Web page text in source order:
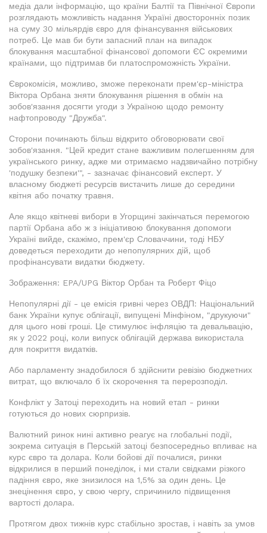
медіа дали інформацію, що країни Балтії та Північної Європи
розглядають можливість надання Україні двосторонніх позик
на суму 30 мільярдів євро для фінансування військових
потреб. Це мав би бути запасний план на випадок
блокування масштабної фінансової допомоги ЄС окремими
країнами, що підтримав би платоспроможність України.
Єврокомісія, можливо, зможе переконати прем'єр-міністра
Віктора Орбана зняти блокування рішення в обмін на
зобов'язання досягти угоди з Україною щодо ремонту
нафтопроводу "Дружба".
Сторони починають більш відкрито обговорювати свої
зобов'язання. "Цей кредит стане важливим полегшенням для
українського ринку, адже ми отримаємо надзвичайно потрібну
'подушку безпеки'", - зазначає фінансовий експерт. У
власному бюджеті ресурсів вистачить лише до середини
квітня або початку травня.
Але якщо квітневі вибори в Угорщині закінчаться перемогою
партії Орбана або ж з ініціативою блокування допомоги
Україні вийде, скажімо, прем'єр Словаччини, тоді НБУ
доведеться переходити до непопулярних дій, щоб
профінансувати видатки бюджету.
Зображення: EPA/UPG Віктор Орбан та Роберт Фіцо
Непопулярні дії - це емісія гривні через ОВДП: Національний
банк України купує облігації, випущені Мінфіном, "друкуючи"
для цього нові гроші. Це стимулює інфляцію та девальвацію,
як у 2022 році, коли випуск облігацій держава використала
для покриття видатків.
Або парламенту знадобилося б здійснити ревізію бюджетних
витрат, що включало б їх скорочення та перерозподіл.
Конфлікт у Затоці переходить на новий етап - ринки
готуються до нових сюрпризів.
Валютний ринок нині активно реагує на глобальні події,
зокрема ситуація в Перській затоці безпосередньо впливає на
курс євро та долара. Коли бойові дії почалися, ринки
відкрилися в перший понеділок, і ми стали свідками різкого
падіння євро, яке знизилося на 1,5% за один день. Це
знецінення євро, у свою чергу, спричинило підвищення
вартості долара.
Протягом двох тижнів курс стабільно зростав, і навіть за умов